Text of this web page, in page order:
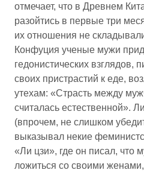
отмечает, что в Древнем
разойтись в первые три
их отношения не
Конфуция ученые мужи
гедонистических взглядов,
своих пристрастий к еде,
утехам: «Страсть между
считалась естественной».
(впрочем, не слишком
выказывал некие
«Ли цзи», где он писал, что
ложиться со своими